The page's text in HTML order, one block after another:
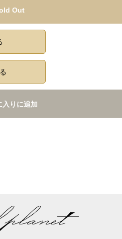
Out
入りに追加